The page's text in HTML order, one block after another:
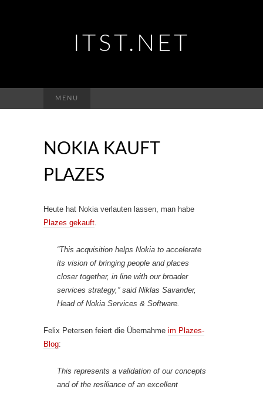
ITST.NET
MENU
nach:
NOKIA KAUFT
PLAZES
Heute hat Nokia verlauten lassen, man habe
Plazes gekauft.
“This acquisition helps Nokia to accelerate
its vision of bringing people and places
closer together, in line with our broader
services strategy,” said Niklas Savander,
Head of Nokia Services & Software.
Felix Petersen feiert die Übernahme im Plazes-
Blog:
This represents a validation of our concepts
and of the resiliance of an excellent